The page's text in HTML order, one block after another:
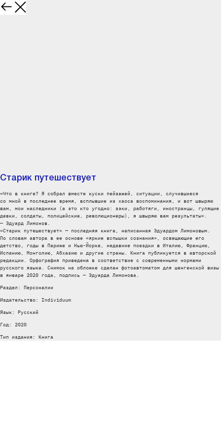
Старик путешествует
«Что в книге? Я собрал вместе куски пейзажей, ситуации, случившиеся
со мной в последнее время, всплывшие из хаоса воспоминания, и вот швыряю
вам, мои наследники (а это кто угодно: зэки, работяги, иностранцы, гулящие
девки, солдаты, полицейские, революционеры), я швыряю вам результаты».
— Эдуард Лимонов.
«Старик путешествует» — последняя книга, написанная Эдуардом Лимоновым.
По словам автора в ее основе «яркие вспышки сознания», освещающие его
детство, годы в Париже и Нью-Йорке, недавние поездки в Италию, Францию,
Испанию, Монголию, Абхазию и другие страны. Книга публикуется в авторской
редакции. Орфография приведена в соответствие с современными нормами
русского языка. Снимок на обложке сделан фотоавтоматом для шенгенской визы
в январе 2020 года, подпись — Эдуарда Лимонова.
Раздел: Персоналии
Издательство: Individuum
Язык: Русский
Год: 2020
Тип издания: Книга